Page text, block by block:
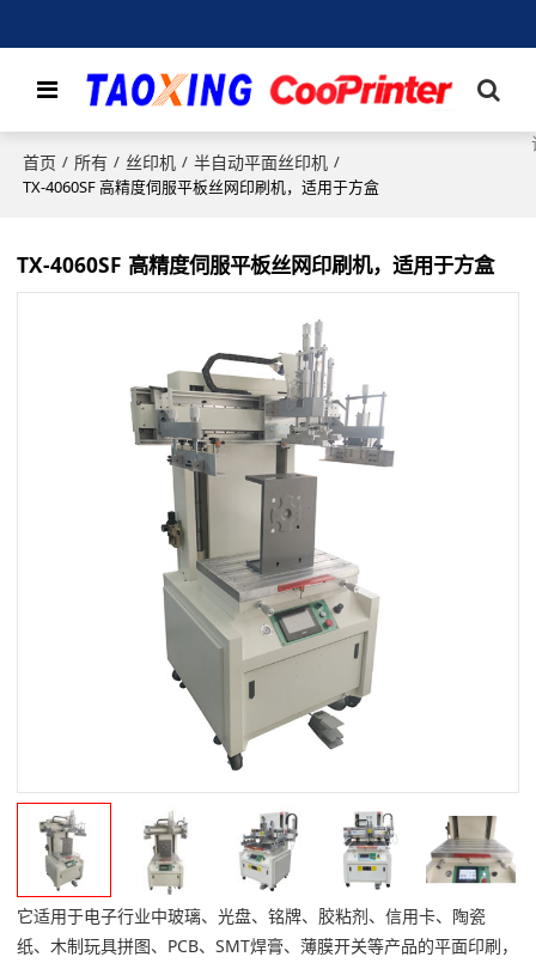
首页 / 所有 / 丝印机 / 半自动平面丝印机 /
TX-4060SF 高精度伺服平板丝网印刷机，适用于方盒
TX-4060SF 高精度伺服平板丝网印刷机，适用于方盒
它适用于电子行业中玻璃、光盘、铭牌、胶粘剂、信用卡、陶瓷
纸、木制玩具拼图、PCB、SMT焊膏、薄膜开关等产品的平面印刷，